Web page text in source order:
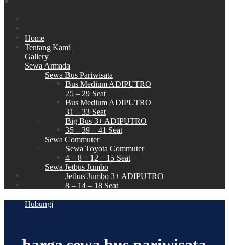
Home
Tentang Kami
Gallery
Sewa Armada
Sewa Bus Pariwisata
Bus Medium ADIPUTRO
25 – 29 Seat
Bus Medium ADIPUTRO
31 – 33 Seat
Big Bus 3+ ADIPUTRO
35 – 39 – 41 Seat
Sewa Commuter
Sewa Toyota Commuter
4 – 8 – 12 – 15 Seat
Sewa Jetbus Jumbo
Jetbus Jumbo 3+ ADIPUTRO
8 – 14 – 18 Seat
Hubungi